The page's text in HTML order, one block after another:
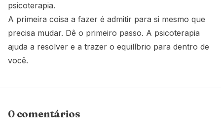
psicoterapia.
A primeira coisa a fazer é admitir para si mesmo que
precisa mudar. Dê o primeiro passo. A psicoterapia
ajuda a resolver e a trazer o equilíbrio para dentro de
você.
0 comentários